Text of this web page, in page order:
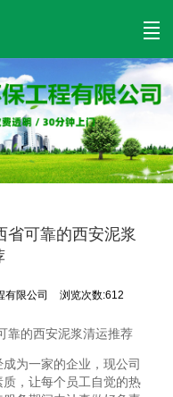
清淤检测
省可靠的西安泥浆
有限公司 浏览次数:612
靠的西安泥浆清运推荐
为一家的企业，现公司
，让每个员工自觉的热